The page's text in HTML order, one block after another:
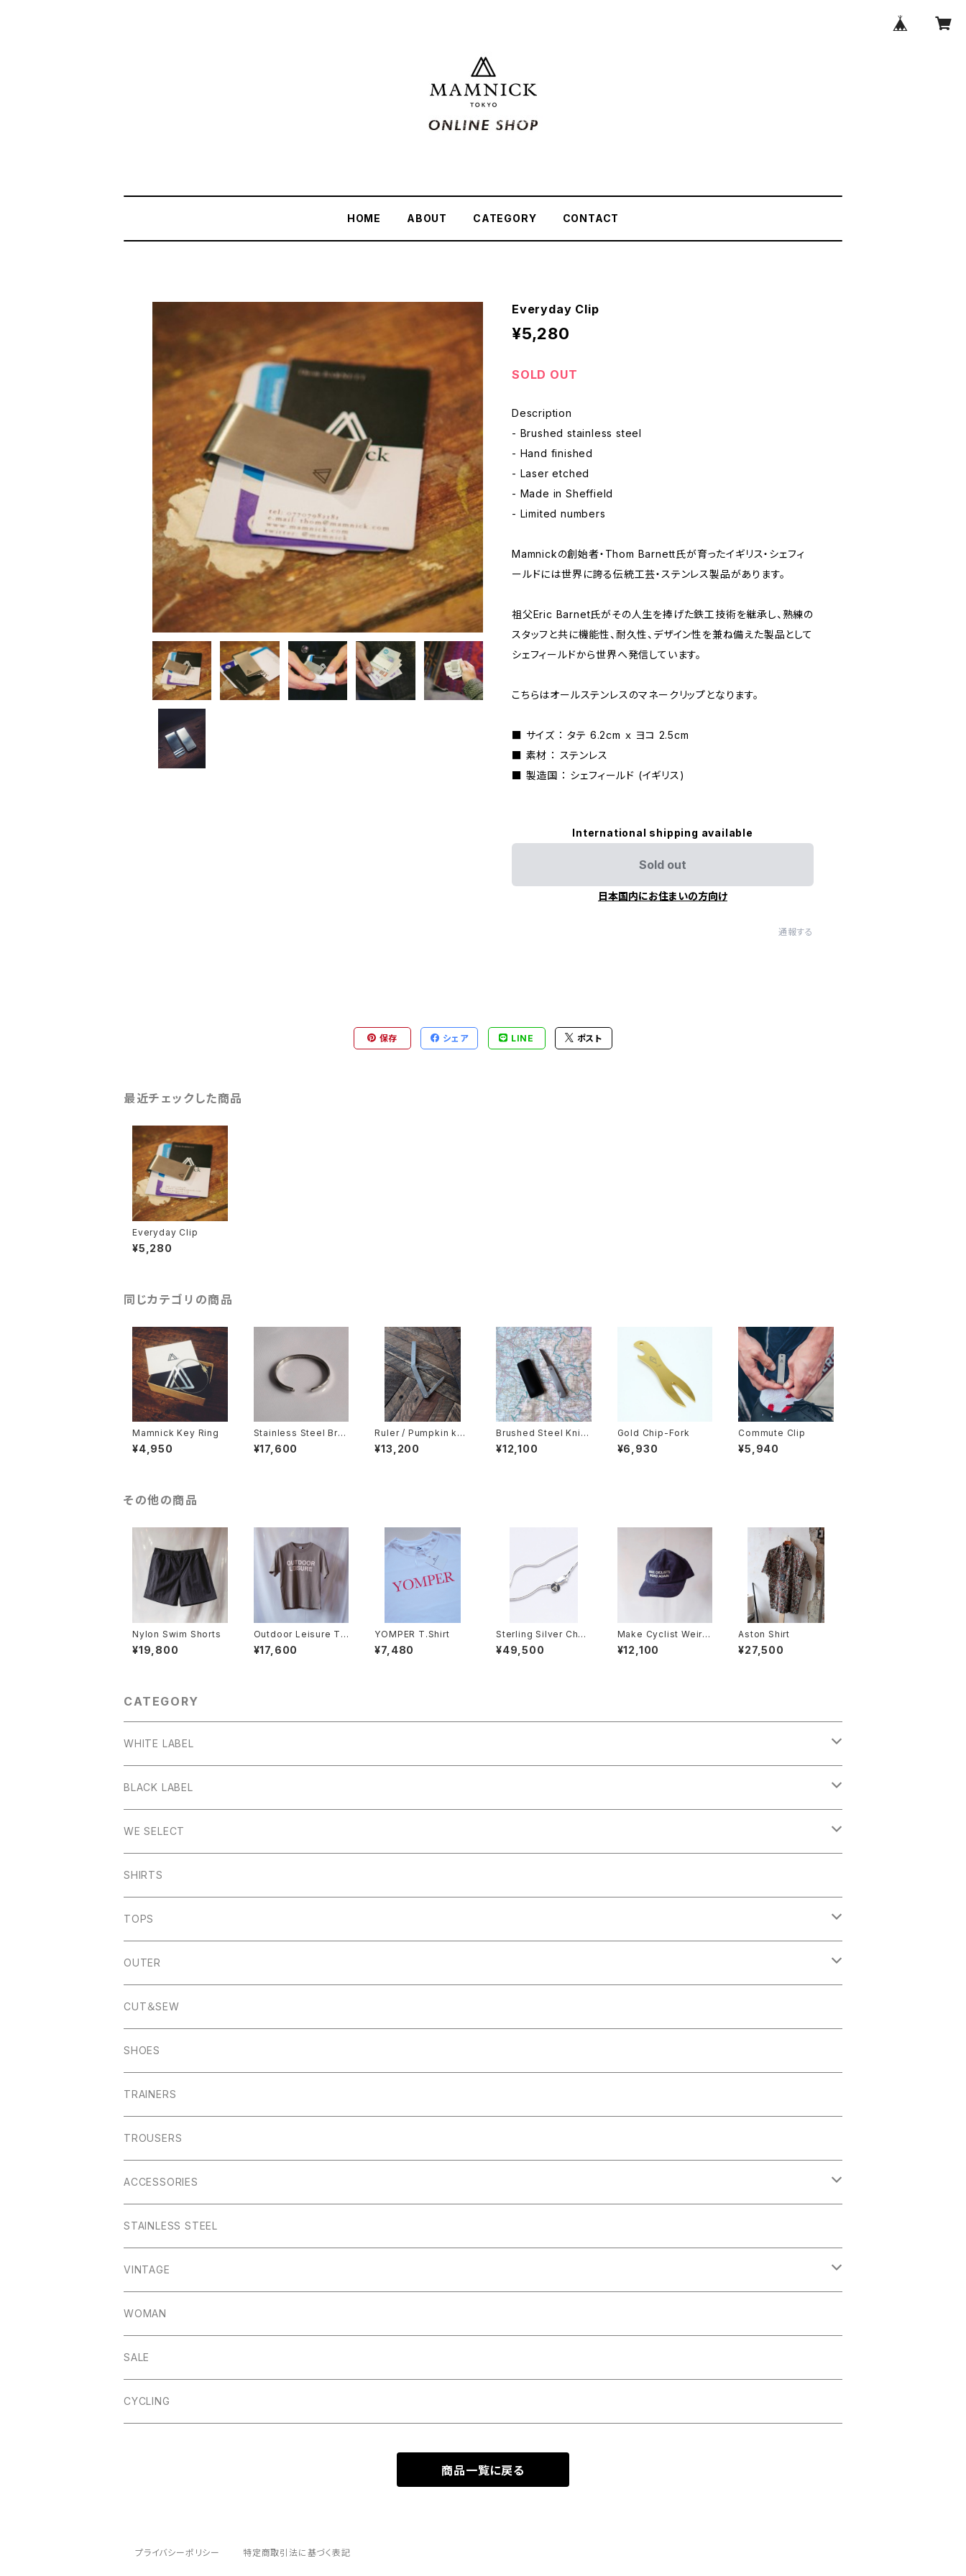
HOME ABOUT CATEGORY CONTACT
Everyday Clip
¥5,280
SOLD OUT
Description
- Brushed stainless steel
- Hand finished
- Laser etched
- Made in Sheffield
- Limited numbers
Mamnickの創始者・Thom Barnett氏が育ったイギリス・シェフィ
ールドには世界に誇る伝統工芸・ステンレス製品があります。
祖父Eric Barnet氏がその人生を捧げた鉄工技術を継承し、熟練の
スタッフと共に機能性、耐久性、デザイン性を兼ね備えた製品として
シェフィールドから世界へ発信しています。
こちらはオールステンレスのマネークリップとなります。
■ サイズ ： タテ 6.2cm ｘ ヨコ 2.5cm
■ 素材 ： ステンレス
■ 製造国 ： シェフィールド (イギリス)
International shipping available
Sold out
日本国内にお住まいの方向け
通報する
保存 シェア LINE ポスト
最近チェックした商品
Everyday Clip
¥5,280
同じカテゴリの商品
Mamnick Key Ring
¥4,950
Stainless Steel Bra
celet
¥17,600
Ruler / Pumpkin knif
e
¥13,200
Brushed Steel Knife
/ Bottle-Opener
¥12,100
Gold Chip-Fork
¥6,930
Commute Clip
¥5,940
その他の商品
Nylon Swim Shorts
¥19,800
Outdoor Leisure T-
Shirt (Concrete)
¥17,600
YOMPER T.Shirt
¥7,480
Sterling Silver Chai
n
¥49,500
Make Cyclist Weird
Again Cap (Oxford
Navy)
¥12,100
Aston Shirt
¥27,500
CATEGORY
WHITE LABEL
Stanage
Sheen
Howden
Monyash
Banton Frameworks
Pocket Square
Foul Weather
01ーMNK Watch
Bracelet
Abney
Winster
Elton
Lite
Dalby
Countryman
BLACK LABEL
Wetton
Holme
Wheston
Sheldon
Garn
Alport
Okayama Jeans
Everyday
Leam
Bagshaw
Hassop
Litton
Wincle
Buxton
WE SELECT
Scandinavian Edition
C.P Company
K100 Karrimor
Muro Exe
John Smedley
Campbell Cole
Albam Clothing
Albion
Puma x Han Kjobenhavn
Altberg
Stuffa
Projob
SHIRTS
TOPS
John Smedley
K100 Karrimor
OUTER
Scandinavian Edition
C.P Comapny
Garn
CUT＆SEW
SHOES
TRAINERS
TROUSERS
ACCESSORIES
Pocket Squares
Belt
Card Holder
Key Wrap
Coin Pouch
STAINLESS STEEL
VINTAGE
Vintage Shoes
WOMAN
SALE
CYCLING
商品一覧に戻る
プライバシーポリシー 特定商取引法に基づく表記